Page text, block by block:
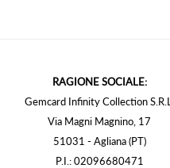
RAGIONE SOCIALE:
Gemcard Infinity Collection S.R.L.
Via Magni Magnino, 17
51031 - Agliana (PT)
P.I.: 02096680471